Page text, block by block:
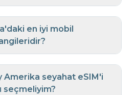
en iyi mobil
Amerika seyahat eSIM'i
seçmeliyim?